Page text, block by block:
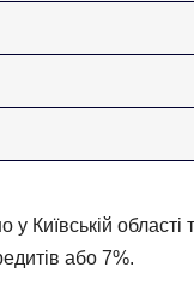
у Київській
або 7%.